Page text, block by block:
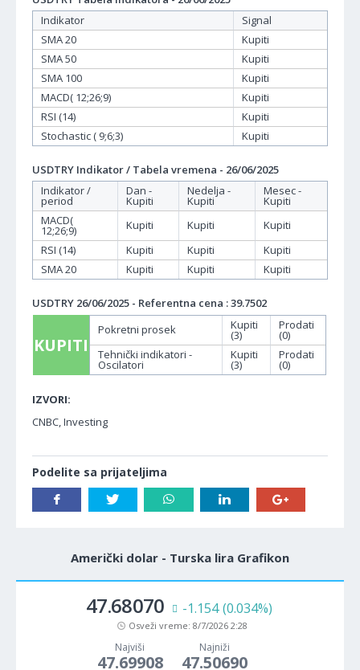
Indikator
Signal
SMA 20
Kupiti
SMA 50
Kupiti
SMA 100
Kupiti
MACD( 12;26;9)
Kupiti
RSI (14)
Kupiti
Stochastic ( 9;6;3)
Kupiti
USDTRY Indikator / Tabela vremena - 26/06/2025
Indikator /
period
Dan -
Kupiti
Nedelja -
Kupiti
Mesec -
Kupiti
MACD(
12;26;9) Kupiti Kupiti
Kupiti
RSI (14)
Kupiti Kupiti
Kupiti
SMA 20
Kupiti Kupiti Kupiti
USDTRY 26/06/2025 - Referentna cena : 39.7502
KUPITI
Pokretni prosek Kupiti
(3)
Prodati
(0)
Tehnički indikatori -
Oscilatori
Kupiti
(3)
Prodati
(0)
IZVORI:
CNBC, Investing
Podelite sa prijateljima
Američki dolar - Turska lira Grafikon
47.68070 -1.154 (0.034%)
Osveži vreme: 8/7/2026 2:28
Najviši
47.69908
Najniži
47.50690